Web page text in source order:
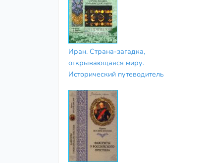
Иран. Страна-загадка,
открывающаяся миру.
Исторический путеводитель